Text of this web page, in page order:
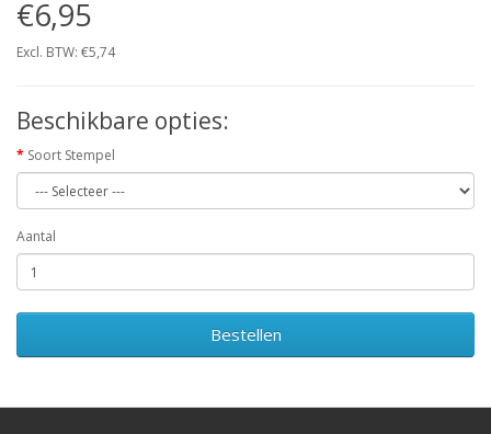
€6,95
Excl. BTW: €5,74
Beschikbare opties:
Soort Stempel
Aantal
Bestellen